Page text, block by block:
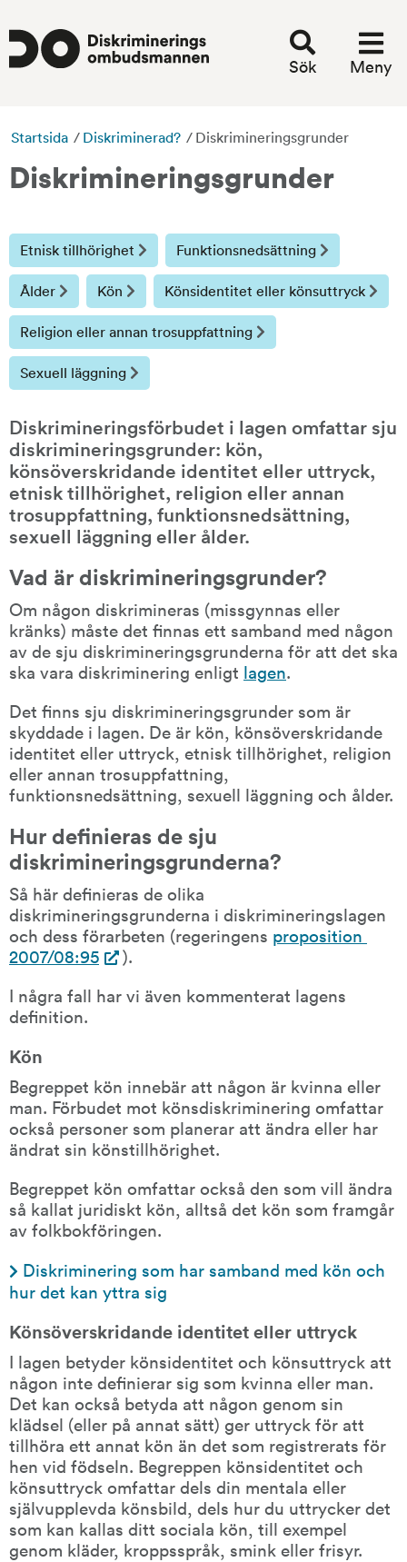
Sök Meny
Startsida / Diskriminerad? / Diskrimineringsgrunder
Diskrimineringsgrunder
Etnisk tillhörighet Funktionsnedsättning
Ålder Kön Könsidentitet eller könsuttryck
Religion eller annan trosuppfattning
Sexuell läggning
Diskrimineringsförbudet i lagen omfattar sju
diskriminerings­grunder: kön,
könsöverskridande identitet eller uttryck,
etnisk tillhörighet, religion eller annan
trosuppfattning, funktions­nedsättning,
sexuell läggning eller ålder.
Vad är diskrimineringsgrunder?
Om någon diskrimineras (missgynnas eller
kränks) måste det finnas ett samband med någon
av de sju diskrimineringsgrunderna för att det ska
ska vara diskriminering enligt lagen.
Det finns sju diskrimineringsgrunder som är
skyddade i lagen. De är kön, könsöverskridande
identitet eller uttryck, etnisk tillhörighet, religion
eller annan trosuppfattning,
funktionsnedsättning, sexuell läggning och ålder.
Hur definieras de sju
diskrimineringsgrunderna?
Så här definieras de olika
diskrimineringsgrunderna i diskrimineringslagen
och dess förarbeten (regeringens proposition
2007/08:95
).
I några fall har vi även kommenterat lagens
definition.
Kön
Begreppet kön innebär att någon är kvinna eller
man. Förbudet mot könsdiskriminering omfattar
också personer som planerar att ändra eller har
ändrat sin könstillhörighet.
Begreppet kön omfattar också den som vill ändra
så kallat juridiskt kön, alltså det kön som framgår
av folkbokföringen.
Diskriminering som har samband med kön och
hur det kan yttra sig
Könsöverskridande identitet eller uttryck
I lagen betyder könsidentitet och könsuttryck att
någon inte definierar sig som kvinna eller man.
Det kan också betyda att någon genom sin
klädsel (eller på annat sätt) ger uttryck för att
tillhöra ett annat kön än det som registrerats för
hen vid födseln. Begreppen könsidentitet och
könsuttryck omfattar dels din mentala eller
självupplevda könsbild, dels hur du uttrycker det
som kan kallas ditt sociala kön, till exempel
genom kläder, kroppsspråk, smink eller frisyr.